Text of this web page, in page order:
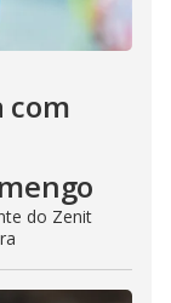
com
do Zenit